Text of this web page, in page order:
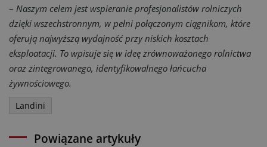
– Naszym celem jest wspieranie profesjonalistów rolniczych
dzięki wszechstronnym, w pełni połączonym ciągnikom, które
oferują najwyższą wydajność przy niskich kosztach
eksploatacji. To wpisuje się w ideę zrównoważonego rolnictwa
oraz zintegrowanego, identyfikowalnego łańcucha
żywnościowego.
Landini
Powiązane artykuły